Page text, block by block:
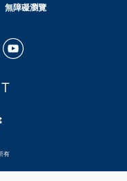
無障礙瀏覽
Youtube
有